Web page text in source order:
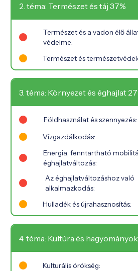
2. téma: Természet és táj 37%
Természet és a vadon élő
védelme:
Természet és
3. téma: Környezet és éghajlat
Földhasználat és szennyezés:
Vízgazdálkodás:
Energia, fenntartható
éghajlatváltozás:
Az éghajlatváltozáshoz való
alkalmazkodás:
Hulladék és újrahasznosítás:
4. téma: Kultúra és
Kulturális örökség: